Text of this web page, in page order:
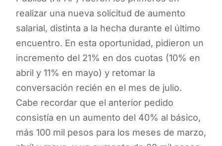
realizar una nueva solicitud de aumento
salarial, distinta a la hecha durante el último
encuentro. En esta oportunidad, pidieron un
incremento del 21% en dos cuotas (10% en
abril y 11% en mayo) y retomar la
conversación recién en el mes de julio.
Cabe recordar que el anterior pedido
consistía en un aumento del 40% al básico,
más 100 mil pesos para los meses de marzo,